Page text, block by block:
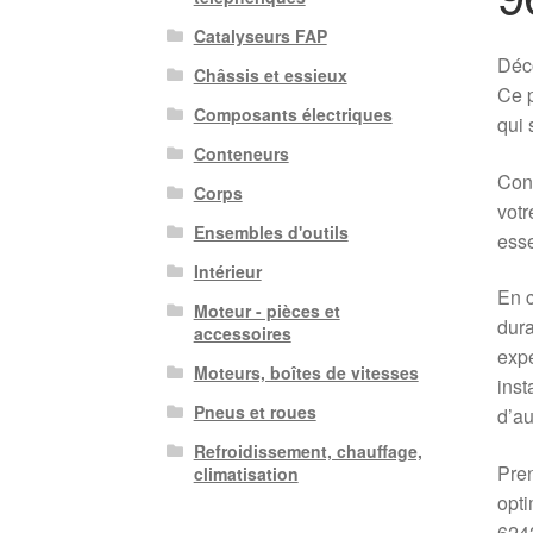
Ce
qui
En
Catalyseurs FAP
Châssis et essieux
Composants électriques
Conteneurs
Corps
Ensembles d'outils
Intérieur
Moteur - pièces et
accessoires
Moteurs, boîtes de vitesses
Pneus et roues
Refroidissement, chauffage,
climatisation